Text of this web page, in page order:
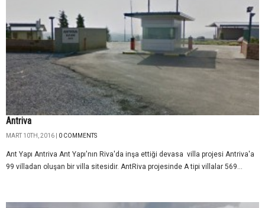
Antriva
MART 10TH, 2016 | 0 COMMENTS
Ant Yapı Antriva Ant Yapı'nın Riva'da inşa ettiği devasa villa projesi Antriva'a
99 villadan oluşan bir villa sitesidir. AntRiva projesinde A tipi villalar 569...